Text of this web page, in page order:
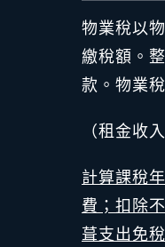
物業稅以
繳稅額。
款。物業
（租金收
計算課稅
費；扣除
葺支出免